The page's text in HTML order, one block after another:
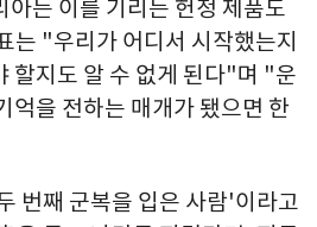
아는 이를 기리는 헌정 제품도
는 "우리가 어디서 시작했는지
할지도 알 수 없게 된다"며 "운
억을 전하는 매개가 됐으면 한
번째 군복을 입은 사람'이라고